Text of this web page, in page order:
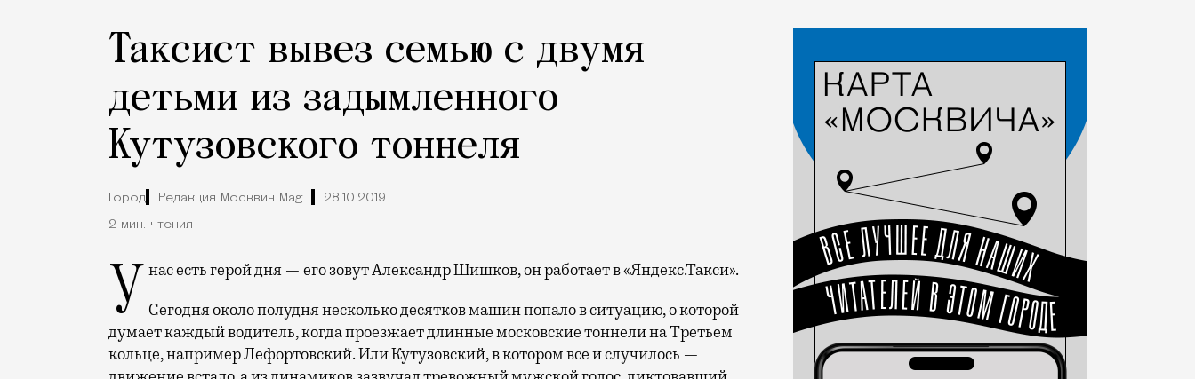
Таксист вывез семью с двумя
детьми из задымленного
Кутузовского тоннеля
Город Редакция Москвич Mag 28.10.2019
2 мин. чтения
У нас есть герой дня — его зовут Александр Шишков, он работает в «Яндекс.Такси».
Сегодня около полудня несколько десятков машин попало в ситуацию, о которой
думает каждый водитель, когда проезжает длинные московские тоннели на Третьем
кольце, например Лефортовский. Или Кутузовский, в котором все и случилось —